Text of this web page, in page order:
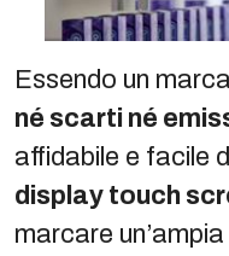
Essendo un
né scarti né
affidabile e facile
display touch
marcare